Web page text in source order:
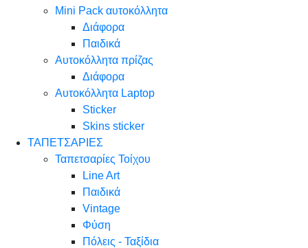
Mini Pack αυτοκόλλητα
Διάφορα
Παιδικά
Αυτοκόλλητα πρίζας
Διάφορα
Αυτοκόλλητα Laptop
Sticker
Skins sticker
ΤΑΠΕΤΣΑΡΙΕΣ
Ταπετσαρίες Τοίχου
Line Art
Παιδικά
Vintage
Φύση
Πόλεις - Ταξίδια